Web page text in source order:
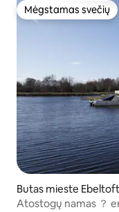
Mėgstamas svečių
Mėgstamas svečių
Butas mieste Ebeltoft
Atostogų namas ？